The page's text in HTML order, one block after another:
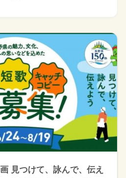
見つけて、詠んで、伝え